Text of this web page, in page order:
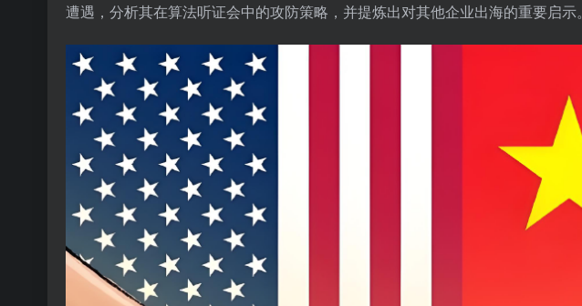
遭遇，分析其在算法听证会中的攻防策略，并提炼出对其他企业出海的重要启示。